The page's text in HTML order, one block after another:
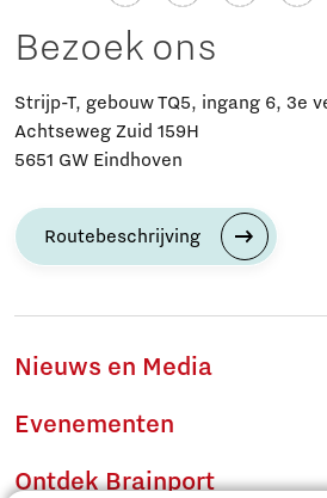
Bezoek ons
Strijp-T, gebouw TQ5, ingang 6, 3e
Achtseweg Zuid 159H
5651 GW Eindhoven
Routebeschrijving
Nieuws en Media
Evenementen
Ontdek Brainport